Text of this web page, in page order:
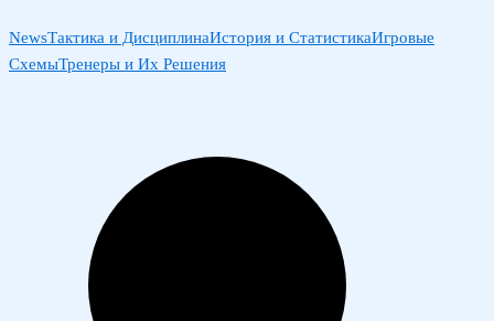
NewsТактика и ДисциплинаИстория и СтатистикаИгровые
СхемыТренеры и Их Решения